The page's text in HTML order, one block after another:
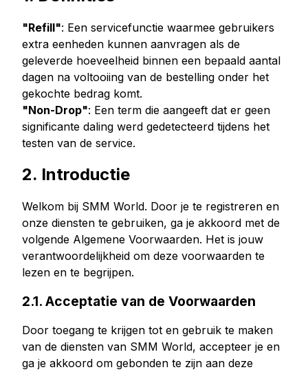
Facebook foto likes kopen
Facebook profiel volgers kopen
Facebook-videoweergaven kopen
Telegram Diensten
Telegram Groepsleden kopen
Telegram leden kopen
Telegram abonnees kopen
Telegrammen kopen
Tiktok volgers kopen
Kopen Tiktok houdt
Tiktok live beelden kopen
Tiktok uitzicht kopen
"Refill": Een servicefunctie waarmee gebruikers
extra eenheden kunnen aanvragen als de
geleverde hoeveelheid binnen een bepaald aantal
dagen na voltooiing van de bestelling onder het
gekochte bedrag komt.
"Non-Drop": Een term die aangeeft dat er geen
significante daling werd gedetecteerd tijdens het
testen van de service.
2. Introductie
Welkom bij SMM World. Door je te registreren en
onze diensten te gebruiken, ga je akkoord met de
volgende Algemene Voorwaarden. Het is jouw
verantwoordelijkheid om deze voorwaarden te
lezen en te begrijpen.
2.1. Acceptatie van de Voorwaarden
Door toegang te krijgen tot en gebruik te maken
van de diensten van SMM World, accepteer je en
ga je akkoord om gebonden te zijn aan deze